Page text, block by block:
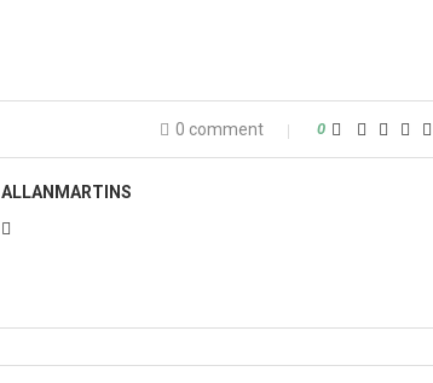
0 comment 0
ALLANMARTINS